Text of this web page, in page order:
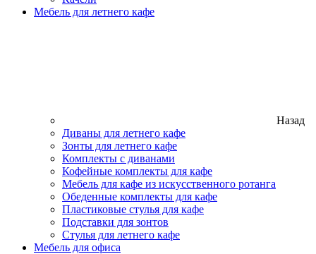
Мебель для летнего кафе
Назад
Диваны для летнего кафе
Зонты для летнего кафе
Комплекты с диванами
Кофейные комплекты для кафе
Мебель для кафе из искусственного ротанга
Обеденные комплекты для кафе
Пластиковые стулья для кафе
Подставки для зонтов
Стулья для летнего кафе
Мебель для офиса